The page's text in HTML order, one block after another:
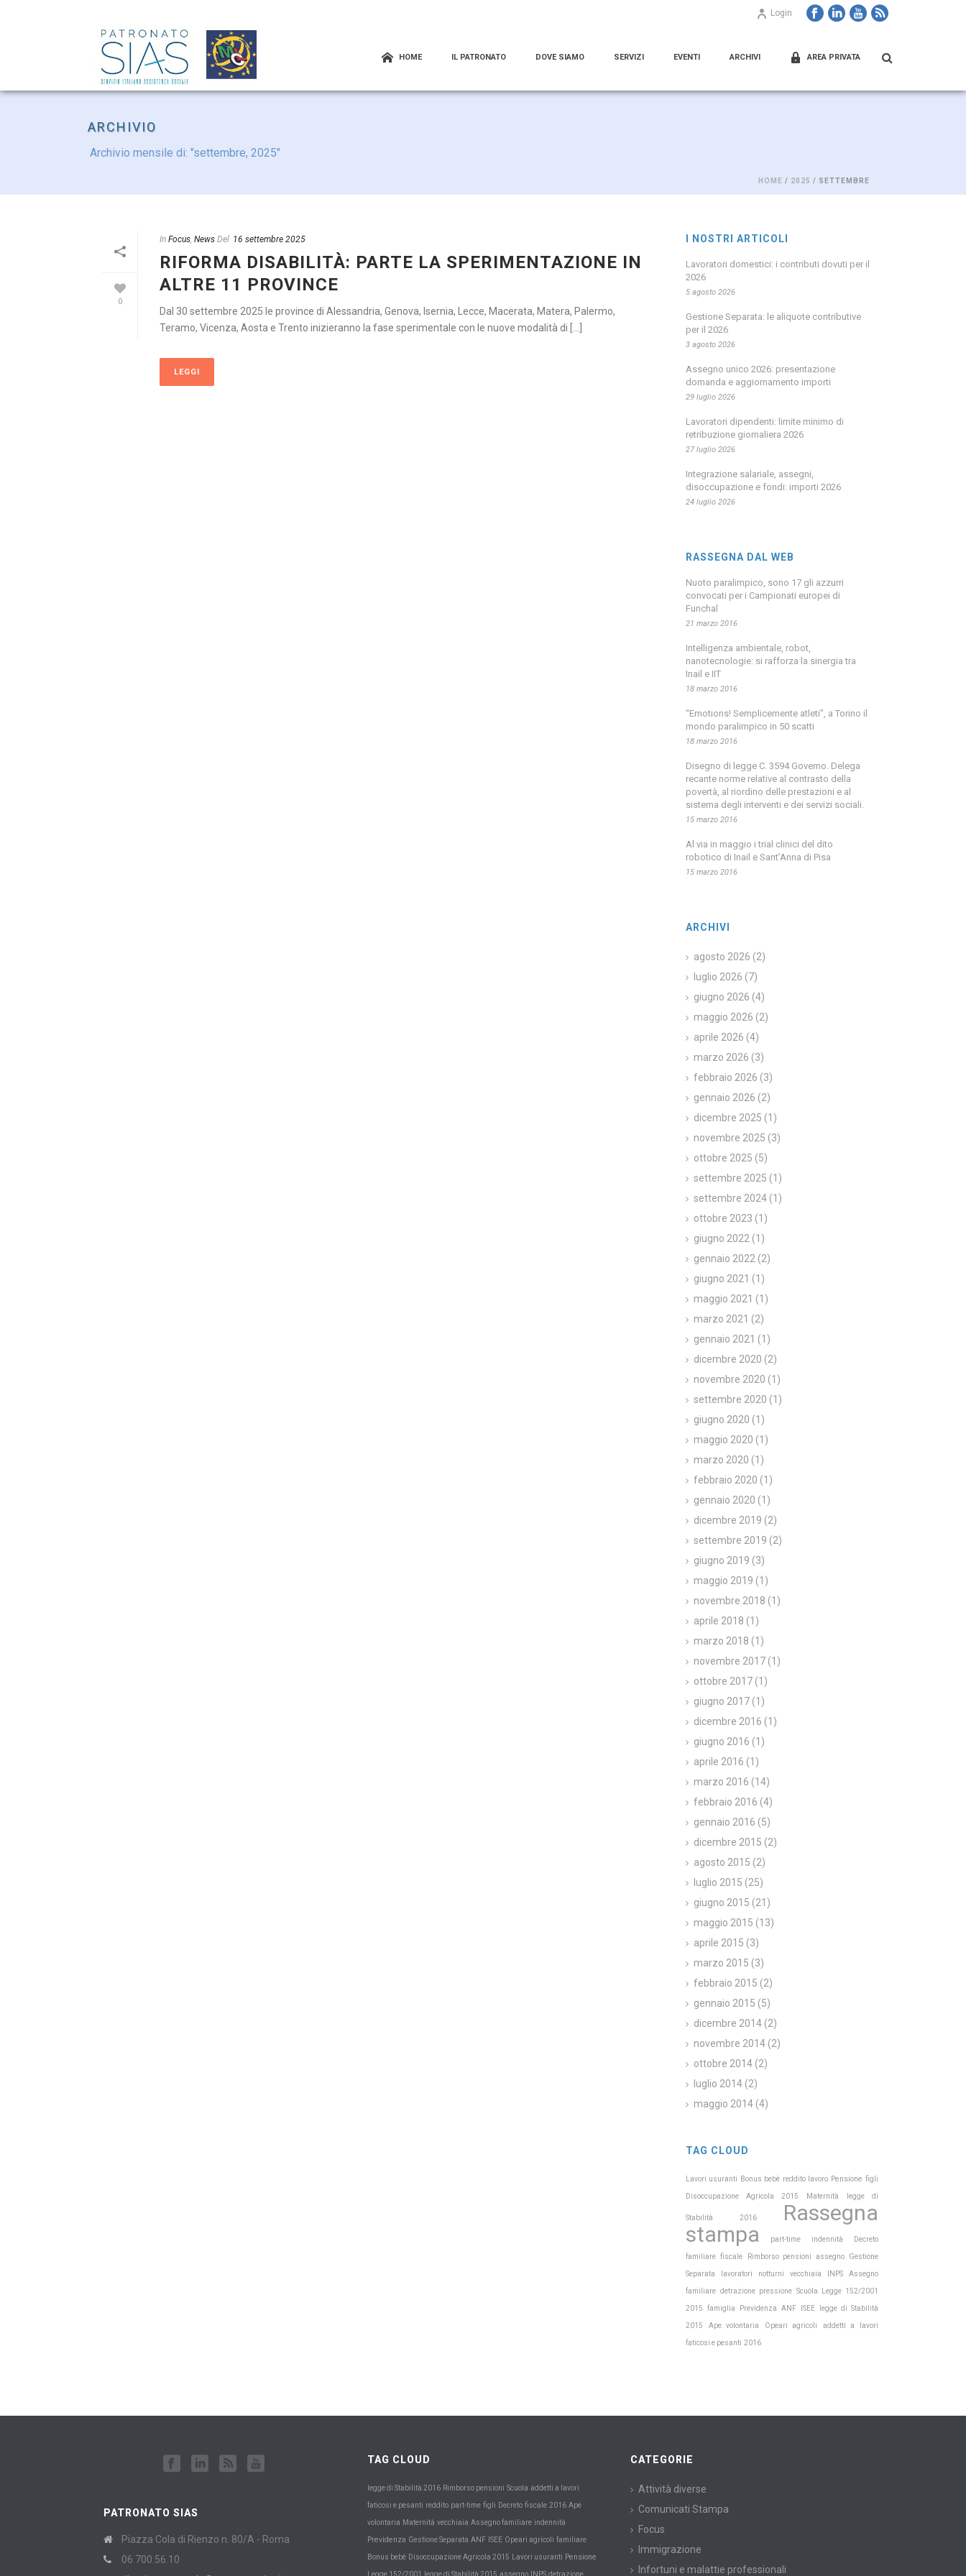
Login
HOME IL PATRONATO DOVE SIAMO SERVIZI EVENTI ARCHIVI AREA PRIVATA
ARCHIVIO
Archivio mensile di: "settembre, 2025"
HOME / 2025 / SETTEMBRE
0
In Focus, News Del 16 settembre 2025
RIFORMA DISABILITÀ: PARTE LA SPERIMENTAZIONE IN
ALTRE 11 PROVINCE
Dal 30 settembre 2025 le province di Alessandria, Genova, Isernia, Lecce, Macerata, Matera, Palermo,
Teramo, Vicenza, Aosta e Trento inizieranno la fase sperimentale con le nuove modalità di [...]
LEGGI
I NOSTRI ARTICOLI
Lavoratori domestici: i contributi dovuti per il
2026
5 agosto 2026
Gestione Separata: le aliquote contributive
per il 2026
3 agosto 2026
Assegno unico 2026: presentazione
domanda e aggiornamento importi
29 luglio 2026
Lavoratori dipendenti: limite minimo di
retribuzione giornaliera 2026
27 luglio 2026
Integrazione salariale, assegni,
disoccupazione e fondi: importi 2026
24 luglio 2026
RASSEGNA DAL WEB
Nuoto paralimpico, sono 17 gli azzurri
convocati per i Campionati europei di
Funchal
21 marzo 2016
Intelligenza ambientale, robot,
nanotecnologie: si rafforza la sinergia tra
Inail e IIT
18 marzo 2016
“Emotions! Semplicemente atleti”, a Torino il
mondo paralimpico in 50 scatti
18 marzo 2016
Disegno di legge C. 3594 Governo. Delega
recante norme relative al contrasto della
povertà, al riordino delle prestazioni e al
sistema degli interventi e dei servizi sociali.
15 marzo 2016
Al via in maggio i trial clinici del dito
robotico di Inail e Sant’Anna di Pisa
15 marzo 2016
ARCHIVI
agosto 2026 (2)
luglio 2026 (7)
giugno 2026 (4)
maggio 2026 (2)
aprile 2026 (4)
marzo 2026 (3)
febbraio 2026 (3)
gennaio 2026 (2)
dicembre 2025 (1)
novembre 2025 (3)
ottobre 2025 (5)
settembre 2025 (1)
settembre 2024 (1)
ottobre 2023 (1)
giugno 2022 (1)
gennaio 2022 (2)
giugno 2021 (1)
maggio 2021 (1)
marzo 2021 (2)
gennaio 2021 (1)
dicembre 2020 (2)
novembre 2020 (1)
settembre 2020 (1)
giugno 2020 (1)
maggio 2020 (1)
marzo 2020 (1)
febbraio 2020 (1)
gennaio 2020 (1)
dicembre 2019 (2)
settembre 2019 (2)
giugno 2019 (3)
maggio 2019 (1)
novembre 2018 (1)
aprile 2018 (1)
marzo 2018 (1)
novembre 2017 (1)
ottobre 2017 (1)
giugno 2017 (1)
dicembre 2016 (1)
giugno 2016 (1)
aprile 2016 (1)
marzo 2016 (14)
febbraio 2016 (4)
gennaio 2016 (5)
dicembre 2015 (2)
agosto 2015 (2)
luglio 2015 (25)
giugno 2015 (21)
maggio 2015 (13)
aprile 2015 (3)
marzo 2015 (3)
febbraio 2015 (2)
gennaio 2015 (5)
dicembre 2014 (2)
novembre 2014 (2)
ottobre 2014 (2)
luglio 2014 (2)
maggio 2014 (4)
TAG CLOUD
Lavori usuranti Bonus bebè reddito lavoro Pensione figli
Disoccupazione Agricola 2015 Maternità legge di
Stabilità 2016
Rassegna
stampa
part-time indennità Decreto
familiare fiscale Rimborso pensioni assegno Gestione
Separata lavoratori notturni vecchiaia INPS Assegno
familiare detrazione pressione Scuola Legge 152/2001
2015 famiglia Previdenza ANF ISEE legge di Stabilità
2015 Ape volontaria Opeari agricoli addetti a lavori
faticosi e pesanti 2016
PATRONATO SIAS
Piazza Cola di Rienzo n. 80/A - Roma
06 700.56.10
TAG CLOUD
legge di Stabilità 2016 Rimborso pensioni Scuola addetti a lavori
faticosi e pesanti reddito part-time figli Decreto fiscale 2016 Ape
volontaria Maternità vecchiaia Assegno familiare indennità
Previdenza Gestione Separata ANF ISEE Opeari agricoli familiare
Bonus bebè Disoccupazione Agricola 2015 Lavori usuranti Pensione
Legge 152/2001 legge di Stabilità 2015 assegno detrazione
CATEGORIE
Attività diverse
Comunicati Stampa
Focus
Immigrazione
Infortuni e malattie professionali